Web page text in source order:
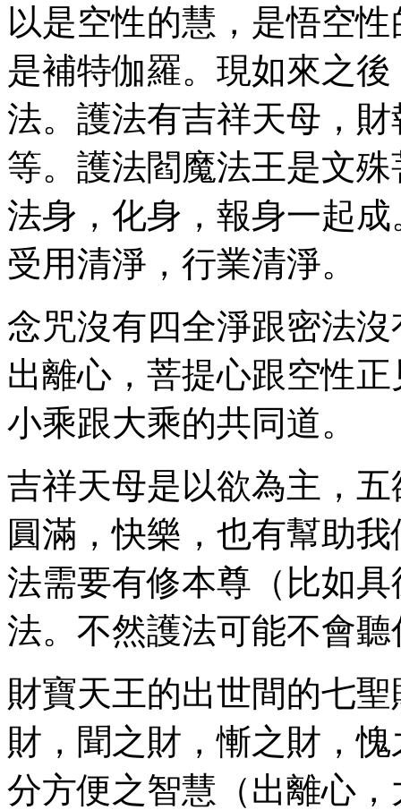
以是空性的慧，是悟空
是補特伽羅。現如來之
法。護法有吉祥天母，
等。護法閻魔法王是文
法身，化身，報身一起
受用清淨，行業清淨。
念咒沒有四全淨跟密法
出離心，菩提心跟空性
小乘跟大乘的共同道。
吉祥天母是以欲為主，
圓滿，快樂，也有幫助
法需要有修本尊（比如
法。不然護法可能不會聽
財寶天王的出世間的七
財，聞之財，慚之財，
分方便之智慧（出離心